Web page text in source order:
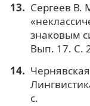
Сергеев В.
знаковым
Вып. 17. С.
с.